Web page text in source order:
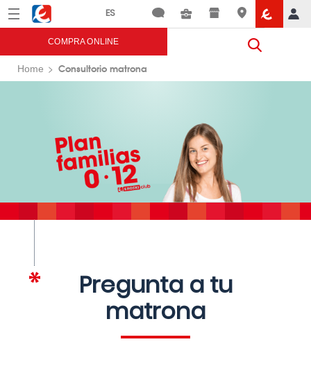
Menú Eroski
COMPRA ONLINE
Home Consultorio matrona
Pregunta a tu
matrona